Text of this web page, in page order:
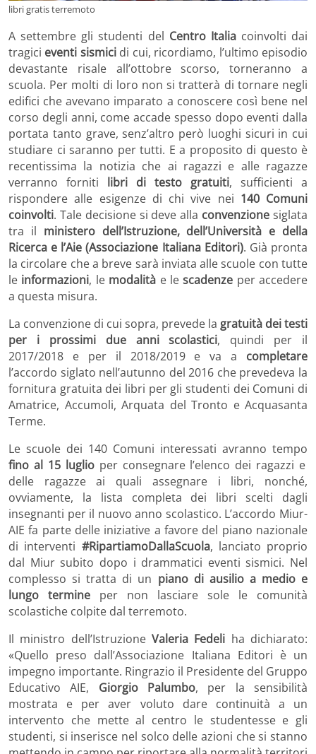
libri gratis terremoto
A settembre gli studenti del Centro Italiacoinvolti dai
tragici eventi sismicidi cui, ricordiamo, l’ultimo episodio
devastante risale all’ottobre scorso, torneranno a
scuola. Per molti di loro non si tratterà di tornare negli
edifici che avevano imparato a conoscere così bene nel
corso degli anni, come accade spesso dopo eventi dalla
portata tanto grave, senz’altro però luoghi sicuri in cui
studiare ci saranno per tutti. E a proposito di questo è
recentissima la notizia che ai ragazzi e alle ragazze
verranno forniti libri di testo gratuiti, sufficienti a
rispondere alle esigenze di chi vive nei 140 Comuni
coinvolti. Tale decisione si deve alla convenzione siglata
tra il ministero dell’Istruzione, dell’Università e della
Ricerca e l’Aie (Associazione Italiana Editori). Già pronta
la circolare che a breve sarà inviata alle scuole con tutte
le informazioni, lemodalità e lescadenze per accedere
a questa misura.
La convenzione di cui sopra, prevede la gratuità dei testi
per i prossimi due anni scolastici, quindi per il
2017/2018 e per il 2018/2019 e va a completare
l’accordo siglato nell’autunno del 2016 che prevedeva la
fornitura gratuita dei libri per gli studenti dei Comuni di
Amatrice, Accumoli, Arquata del Tronto e Acquasanta
Terme.
Le scuole dei 140 Comuni interessati avranno tempo
fino al 15 luglioper consegnare l’elenco dei ragazzi e
delle ragazze ai quali assegnare i libri, nonché,
ovviamente, la lista completa dei libri scelti dagli
insegnanti per il nuovo anno scolastico. L’accordo Miur-
AIE fa parte delle iniziative a favore del piano nazionale
di interventi #RipartiamoDallaScuola, lanciato proprio
dal Miur subito dopo i drammatici eventi sismici. Nel
complesso si tratta di un piano di ausilio a medio e
lungo termine per non lasciare sole le comunità
scolastiche colpite dal terremoto.
Il ministro dell’Istruzione Valeria Fedeli ha dichiarato:
«Quello preso dall’Associazione Italiana Editori è un
impegno importante. Ringrazio il Presidente del Gruppo
Educativo AIE, Giorgio Palumbo, per la sensibilità
mostrata e per aver voluto dare continuità a un
intervento che mette al centro le studentesse e gli
studenti, si inserisce nel solco delle azioni che si stanno